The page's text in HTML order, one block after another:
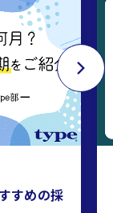
すめの採